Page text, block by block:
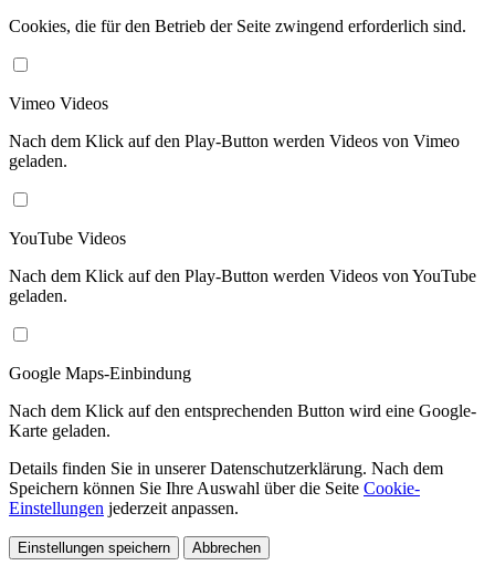
Cookies, die für den Betrieb der Seite zwingend erforderlich sind.
Vimeo Videos
Nach dem Klick auf den Play-Button werden Videos von Vimeo
geladen.
YouTube Videos
Nach dem Klick auf den Play-Button werden Videos von YouTube
geladen.
Google Maps-Einbindung
Nach dem Klick auf den entsprechenden Button wird eine Google-
Karte geladen.
Details finden Sie in unserer Datenschutzerklärung. Nach dem
Speichern können Sie Ihre Auswahl über die Seite Cookie-
Einstellungen jederzeit anpassen.
Einstellungen speichern Abbrechen